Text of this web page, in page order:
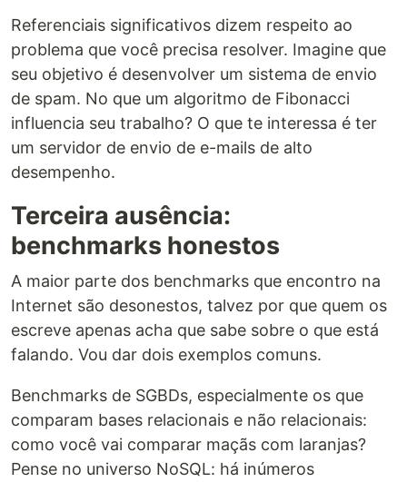
Referenciais significativos dizem respeito ao
problema que você precisa resolver. Imagine que
seu objetivo é desenvolver um sistema de envio
de spam. No que um algoritmo de Fibonacci
influencia seu trabalho? O que te interessa é ter
um servidor de envio de e-mails de alto
desempenho.
Terceira ausência:
benchmarks honestos
A maior parte dos benchmarks que encontro na
Internet são desonestos, talvez por que quem os
escreve apenas acha que sabe sobre o que está
falando. Vou dar dois exemplos comuns.
Benchmarks de SGBDs, especialmente os que
comparam bases relacionais e não relacionais:
como você vai comparar maçãs com laranjas?
Pense no universo NoSQL: há inúmeros